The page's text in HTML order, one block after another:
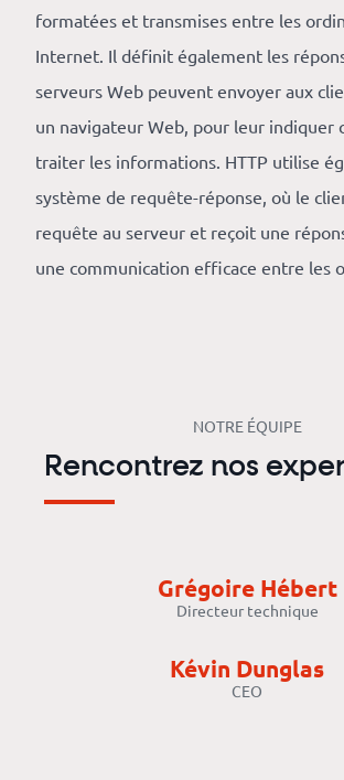
recrute
Simulateur
de
revenus
API
Platform
Conference
formatées et transmises entre les
Internet. Il définit également les
serveurs Web peuvent envoyer aux
un navigateur Web, pour leur indiquer
traiter les informations. HTTP utilise
système de requête-réponse, où le
requête au serveur et reçoit une
une communication efficace entre les
NOTRE ÉQUIPE
Rencontrez nos
Grégoire Hébert
Directeur technique
Kévin Dunglas
CEO